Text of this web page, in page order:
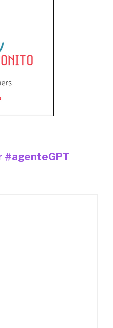
#agenteGPT